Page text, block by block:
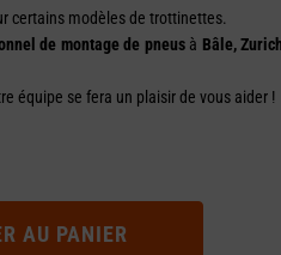
certains modèles de trottinettes.
de montage de pneusà Bâle,
équipe se fera un plaisir de vous aider !
AU PANIER